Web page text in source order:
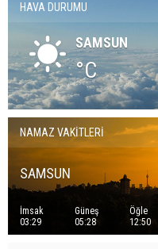
HAVA DURUMU
SAMSUN
°C
NAMAZ VAKİTLERİ
SAMSUN
İmsak
03:29
Güneş
05:28
Öğle
12:50